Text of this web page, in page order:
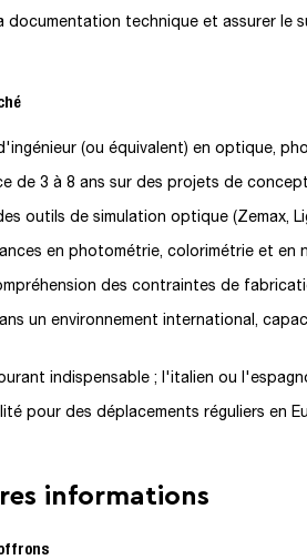
documentation technique et assurer le
(ou équivalent) en optique,
de 3 à 8 ans sur des projets de
outils de simulation optique (Zemax,
en photométrie, colorimétrie et
des contraintes de
un environnement international,
indispensable ; l'italien ou
pour des déplacements réguliers en
informations